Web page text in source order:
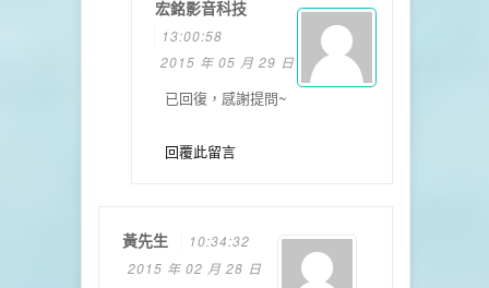
宏銘影音科技
13:00:58
2015 年 05 月 29 日
已回復，感謝提問~
回覆此留言
黃先生
10:34:32
2015 年 02 月 28 日